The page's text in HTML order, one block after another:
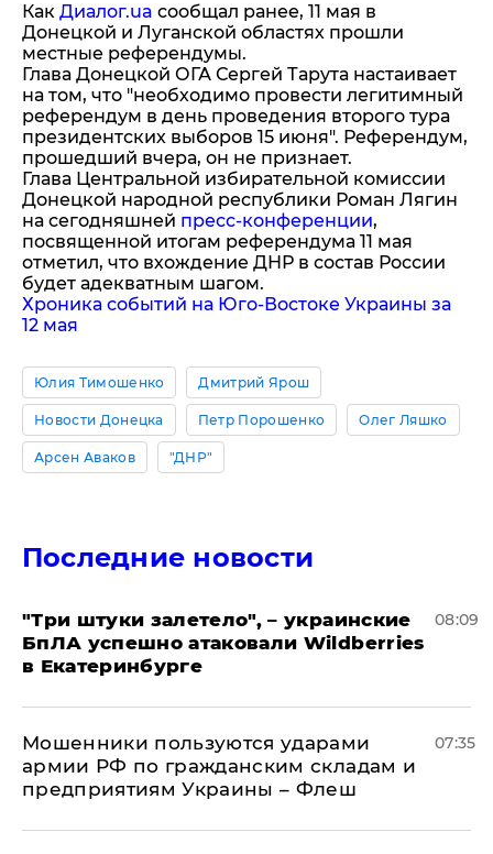
Как Диалог.ua сообщал ранее, 11 мая в
Донецкой и Луганской областях прошли
местные референдумы.
Глава Донецкой ОГА Сергей Тарута настаивает
на том, что "необходимо провести легитимный
референдум в день проведения второго тура
президентских выборов 15 июня". Референдум,
прошедший вчера, он не признает.
Глава Центральной избирательной комиссии
Донецкой народной республики Роман Лягин
на сегодняшней пресс-конференции,
посвященной итогам референдума 11 мая
отметил, что вхождение ДНР в состав России
будет адекватным шагом.
Хроника событий на Юго-Востоке Украины за
12 мая
Юлия Тимошенко Дмитрий Ярош
Новости Донецка Петр Порошенко Олег Ляшко
Арсен Аваков "ДНР"
Последние новости
"Три штуки залетело", – украинские
БпЛА успешно атаковали Wildberries
в Екатеринбурге
08:09
Мошенники пользуются ударами
армии РФ по гражданским складам и
предприятиям Украины – Флеш
07:35